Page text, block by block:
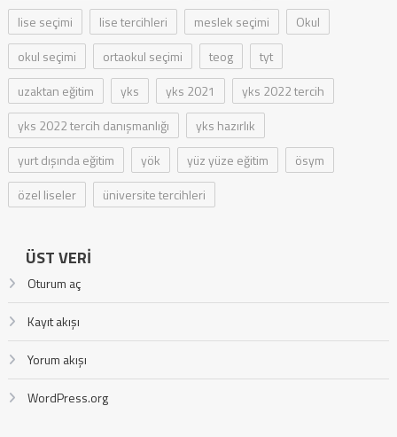
lise seçimi
lise tercihleri meslek seçimi
Okul
okul seçimi
ortaokul seçimi teog
tyt
uzaktan eğitim
yks yks 2021
yks 2022 tercih
yks 2022 tercih danışmanlığı
yks hazırlık
yurt dışında eğitim
yök yüz yüze eğitim
ösym
özel liseler
üniversite tercihleri
ÜST VERI
Oturum aç
Kayıt akışı
Yorum akışı
WordPress.org